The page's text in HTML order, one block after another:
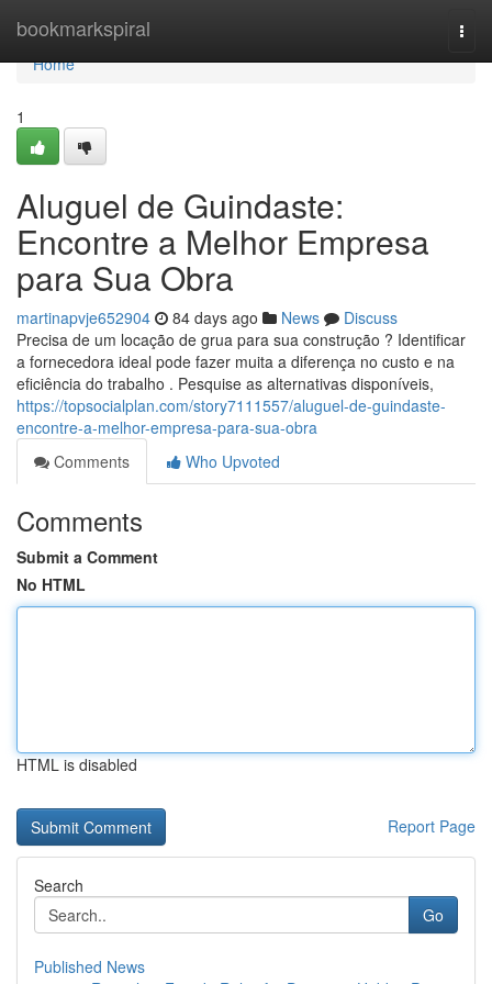
bookmarkspiral
Home
Home
1
Aluguel de Guindaste:
Encontre a Melhor Empresa
para Sua Obra
martinapvje652904 84 days ago News
Discuss
Precisa de um locação de grua para sua construção ? Identificar
a fornecedora ideal pode fazer muita a diferença no custo e na
eficiência do trabalho . Pesquise as alternativas disponíveis,
https://topsocialplan.com/story7111557/aluguel-de-guindaste-
encontre-a-melhor-empresa-para-sua-obra
Comments
Who Upvoted
Comments
Submit a Comment
No HTML
HTML is disabled
Report Page
Search
Go
Published News